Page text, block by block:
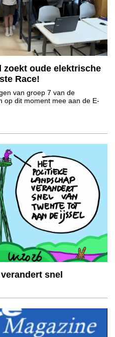
zoekt oude elektrische
Race!
van groep 7 van de
op dit moment mee aan de E-
snel